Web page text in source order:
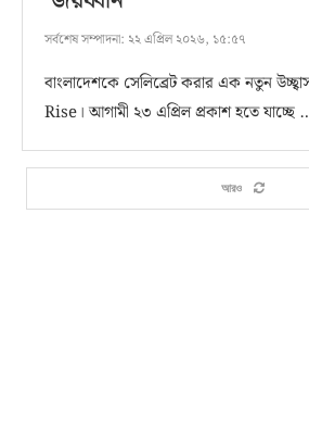
সর্বশেষ সম্পাদনা: ২২ এপ্রিল ২০২৬, ১৫:৫৭
বাংলাদেশকে সেলিব্রেট করার এক নতুন
Rise। আগামী ২৩ এপ্রিল প্রকাশ হতে যাচ্ছে
আরও